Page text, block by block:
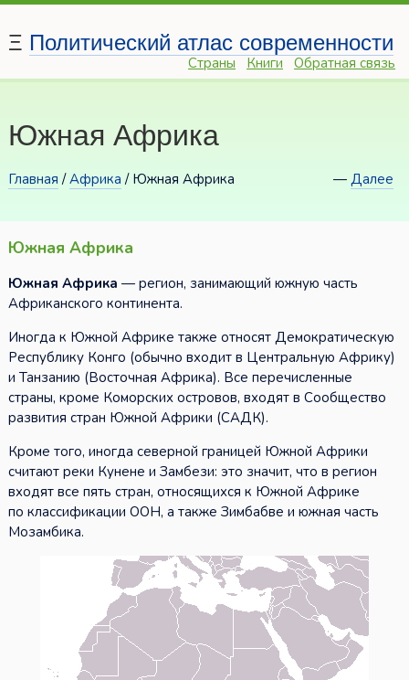
Ξ Политический атлас современности
Страны Книги Обратная связь
Южная Африка
Главная /Африка / Южная Африка —Далее
Южная Африка
Южная Африка — регион, занимающий южную часть
Африканского континента.
Иногда к Южной Африке также относят Демократическую
Республику Конго (обычно входит в Центральную Африку)
и Танзанию (Восточная Африка). Все перечисленные
страны, кроме Коморских островов, входят в Сообщество
развития стран Южной Африки (САДК).
Кроме того, иногда северной границей Южной Африки
считают реки Кунене и Замбези: это значит, что в регион
входят все пять стран, относящихся к Южной Африке
по классификации ООН, а также Зимбабве и южная часть
Мозамбика.